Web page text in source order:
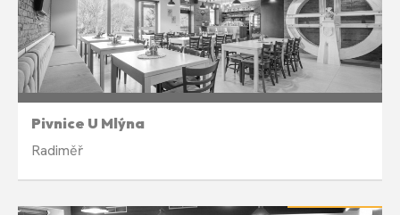
Pivnice U Mlýna
Radiměř